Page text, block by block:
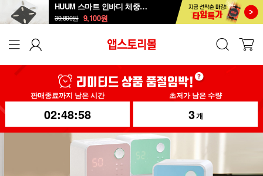
HUUM 스마트 인바디 체중계 SB-108B
39,800원 9,100원
판매종료까지 남은 시간
02:48:54
초저가 남은 수량
3개